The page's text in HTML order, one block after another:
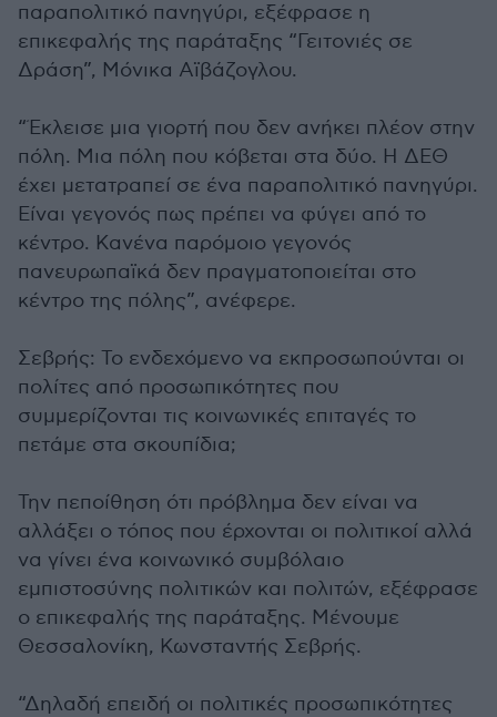
παραπολιτικό πανηγύρι, εξέφρασε η
επικεφαλής της παράταξης “Γειτονιές σε
Δράση”, Μόνικα Αϊβάζογλου.
“Έκλεισε μια γιορτή που δεν ανήκει πλέον στην
πόλη. Μια πόλη που κόβεται στα δύο. Η ΔΕΘ
έχει μετατραπεί σε ένα παραπολιτικό πανηγύρι.
Είναι γεγονός πως πρέπει να φύγει από το
κέντρο. Κανένα παρόμοιο γεγονός
πανευρωπαϊκά δεν πραγματοποιείται στο
κέντρο της πόλης”, ανέφερε.
Σεβρής: Το ενδεχόμενο να εκπροσωπούνται οι
πολίτες από προσωπικότητες που
συμμερίζονται τις κοινωνικές επιταγές το
πετάμε στα σκουπίδια;
Την πεποίθηση ότι πρόβλημα δεν είναι να
αλλάξει ο τόπος που έρχονται οι πολιτικοί αλλά
να γίνει ένα κοινωνικό συμβόλαιο
εμπιστοσύνης πολιτικών και πολιτών, εξέφρασε
ο επικεφαλής της παράταξης. Μένουμε
Θεσσαλονίκη, Κωνσταντής Σεβρής.
“Δηλαδή επειδή οι πολιτικές προσωπικότητες